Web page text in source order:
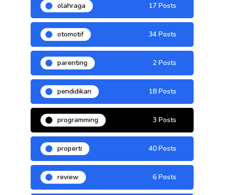
olahraga 17 Posts
otomotif 34 Posts
parenting 2 Posts
pendidikan 18 Posts
programming 3 Posts
properti 40 Posts
review 6 Posts